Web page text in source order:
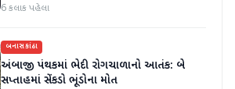
6 કલાક પહેલા
બનાસકાંઠા
અંબાજી પંથકમાં ભેદી રોગચાળાનો આતંક: બે
સપ્તાહમાં સેંકડો ભૂંડોના મોત